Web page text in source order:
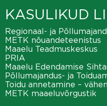
KASULIKUD
Regionaal- ja
METK nõuandeteenistus
Maaelu Teadmuskeskus
PRIA
Maaelu Edendamise
Põllumajandus- ja
Toidu annetamine –
METK maaeluvõrgustik